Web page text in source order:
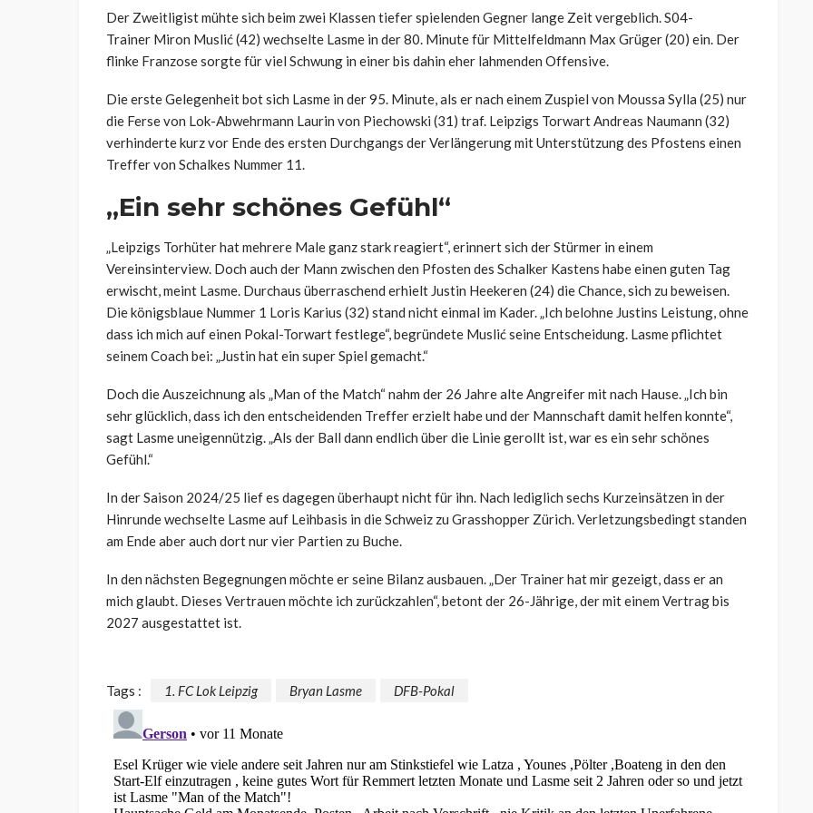
Der Zweitligist mühte sich beim zwei Klassen tiefer spielenden Gegner lange Zeit vergeblich. S04-
Trainer Miron Muslić (42) wechselte Lasme in der 80. Minute für Mittelfeldmann Max Grüger (20) ein. Der
flinke Franzose sorgte für viel Schwung in einer bis dahin eher lahmenden Offensive.
Die erste Gelegenheit bot sich Lasme in der 95. Minute, als er nach einem Zuspiel von Moussa Sylla (25) nur
die Ferse von Lok-Abwehrmann Laurin von Piechowski (31) traf. Leipzigs Torwart Andreas Naumann (32)
verhinderte kurz vor Ende des ersten Durchgangs der Verlängerung mit Unterstützung des Pfostens einen
Treffer von Schalkes Nummer 11.
„Ein sehr schönes Gefühl“
„Leipzigs Torhüter hat mehrere Male ganz stark reagiert“, erinnert sich der Stürmer in einem
Vereinsinterview. Doch auch der Mann zwischen den Pfosten des Schalker Kastens habe einen guten Tag
erwischt, meint Lasme. Durchaus überraschend erhielt Justin Heekeren (24) die Chance, sich zu beweisen.
Die königsblaue Nummer 1 Loris Karius (32) stand nicht einmal im Kader. „Ich belohne Justins Leistung, ohne
dass ich mich auf einen Pokal-Torwart festlege“, begründete Muslić seine Entscheidung. Lasme pflichtet
seinem Coach bei: „Justin hat ein super Spiel gemacht.“
Doch die Auszeichnung als „Man of the Match“ nahm der 26 Jahre alte Angreifer mit nach Hause. „Ich bin
sehr glücklich, dass ich den entscheidenden Treffer erzielt habe und der Mannschaft damit helfen konnte“,
sagt Lasme uneigennützig. „Als der Ball dann endlich über die Linie gerollt ist, war es ein sehr schönes
Gefühl.“
In der Saison 2024/25 lief es dagegen überhaupt nicht für ihn. Nach lediglich sechs Kurzeinsätzen in der
Hinrunde wechselte Lasme auf Leihbasis in die Schweiz zu Grasshopper Zürich. Verletzungsbedingt standen
am Ende aber auch dort nur vier Partien zu Buche.
In den nächsten Begegnungen möchte er seine Bilanz ausbauen. „Der Trainer hat mir gezeigt, dass er an
mich glaubt. Dieses Vertrauen möchte ich zurückzahlen“, betont der 26-Jährige, der mit einem Vertrag bis
2027 ausgestattet ist.
Tags : 1. FC Lok Leipzig Bryan Lasme DFB-Pokal